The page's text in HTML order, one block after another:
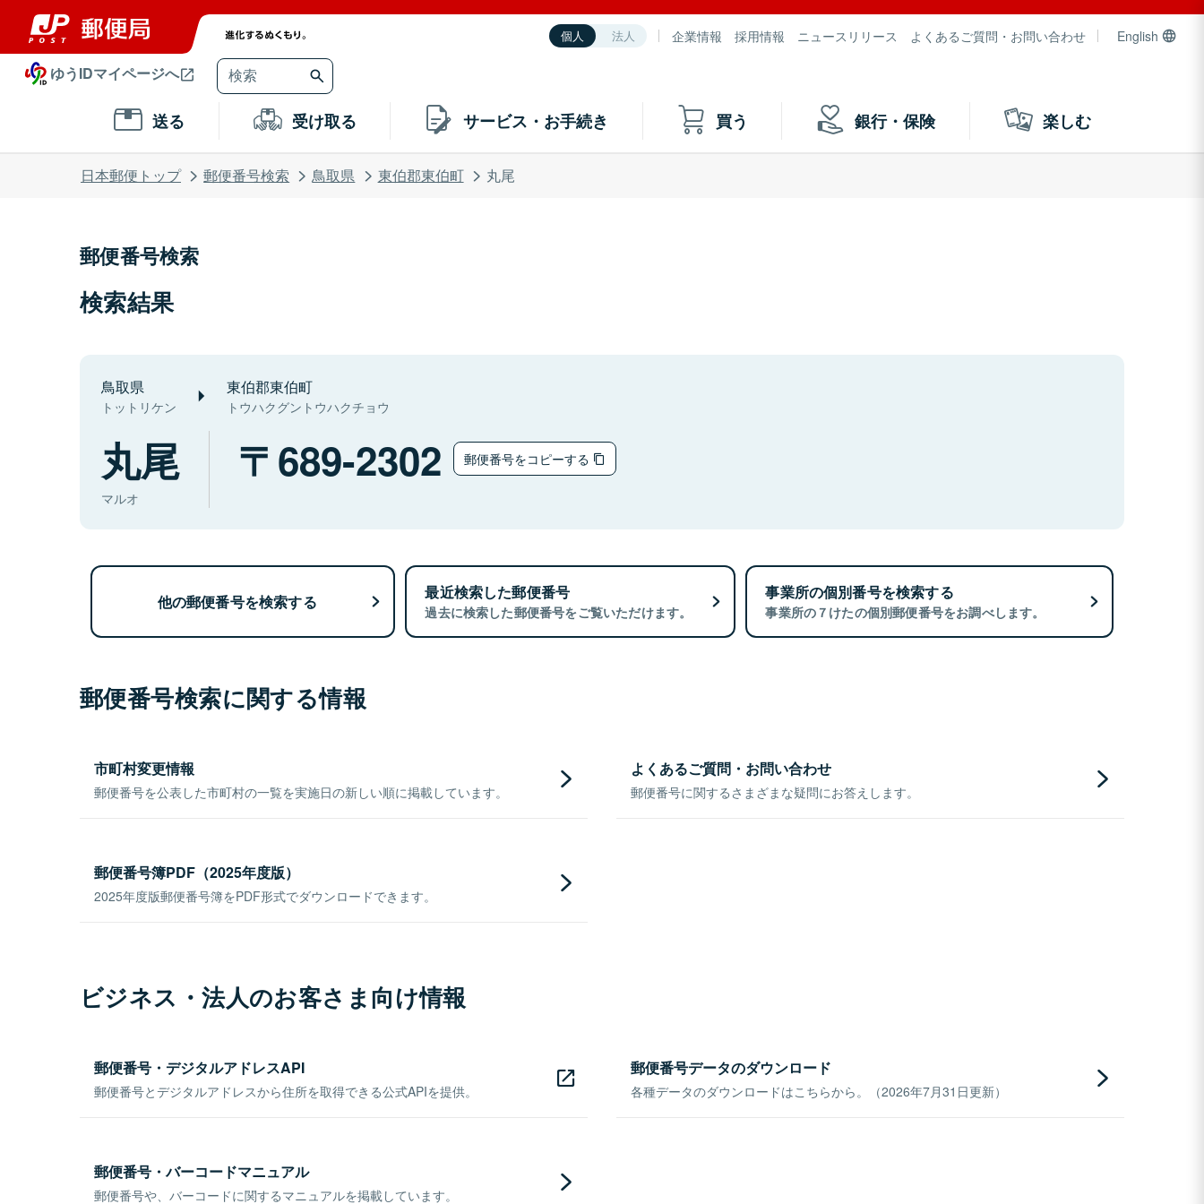
個人 法人 企業情報 採用情報 ニュースリリース よくあるご質問・お問い合わせ English
ゆうIDマイページへ
送る 受け取る サービス・お手続き 買う 銀行・保険 楽しむ
日本郵便トップ 郵便番号検索 鳥取県 東伯郡東伯町 丸尾
郵便番号検索
検索結果
鳥取県
トットリケン
東伯郡東伯町
トウハクグントウハクチョウ
丸尾
マルオ
689-2302 郵便番号をコピーする
他の郵便番号を検索する 最近検索した郵便番号
過去に検索した郵便番号をご覧いただけます。
事業所の個別番号を検索する
事業所の７けたの個別郵便番号をお調べします。
郵便番号検索に関する情報
市町村変更情報
郵便番号を公表した市町村の一覧を実施日の新しい順に掲載しています。
よくあるご質問・お問い合わせ
郵便番号に関するさまざまな疑問にお答えします。
郵便番号簿PDF（2025年度版）
2025年度版郵便番号簿をPDF形式でダウンロードできます。
ビジネス・法人のお客さま向け情報
郵便番号・デジタルアドレスAPI
郵便番号とデジタルアドレスから住所を取得できる公式APIを提供。
郵便番号データのダウンロード
各種データのダウンロードはこちらから。（2026年7月31日更新）
郵便番号・バーコードマニュアル
郵便番号や、バーコードに関するマニュアルを掲載しています。